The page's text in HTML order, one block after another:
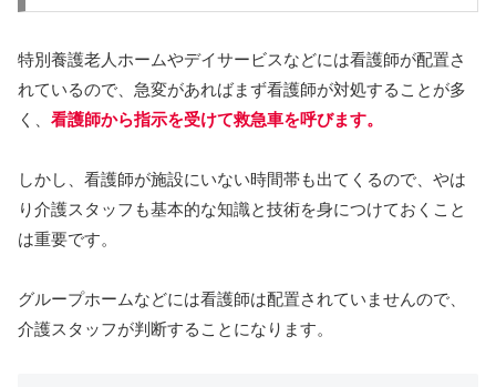
特別養護老人ホームやデイサービスなどには看護師が配置さ
れているので、急変があればまず看護師が対処することが多
く、 看護師から指示を受けて救急車を呼びます。
しかし、看護師が施設にいない時間帯も出てくるので、やは
り介護スタッフも基本的な知識と技術を身につけておくこと
は重要です。
グループホームなどには看護師は配置されていませんので、
介護スタッフが判断することになります。